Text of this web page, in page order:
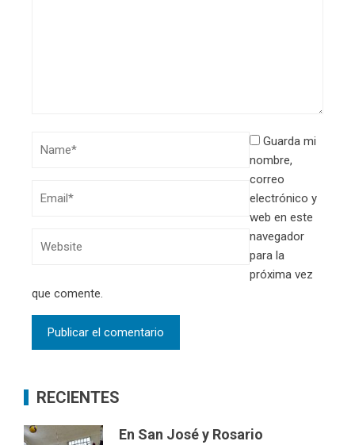
Guarda mi
nombre,
correo
electrónico y
web en este
navegador
para la
próxima vez
que comente.
RECIENTES
En San José y Rosario